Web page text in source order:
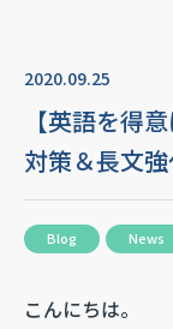
2020.09.25
【英語を得
対策＆長文
Blog News
こんにちは。